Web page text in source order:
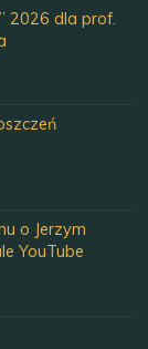
2026 dla prof.
o Jerzym
YouTube